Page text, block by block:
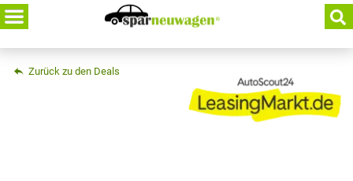
Skip
to
content
Zurück zu den Deals